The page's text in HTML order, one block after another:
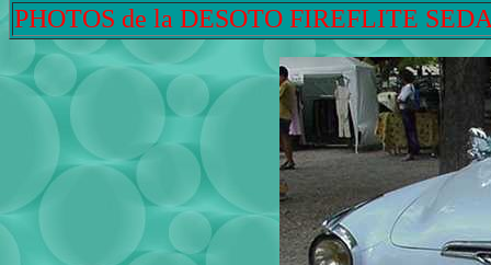
PHOTOS de la DESOTO FIREFLITE